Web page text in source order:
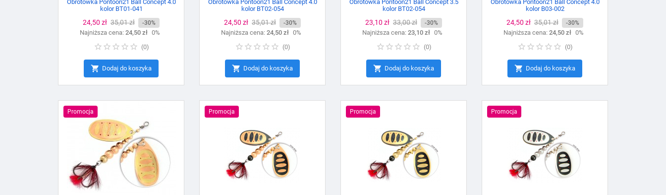
Obrotówka Pontoon21 Ball Concept 4.0
kolor BT01-041
Cena
24,50 zł Cena
podstawowa
35,01 zł -30%
Najniższa cena: 24,50 zł 0%
(0)
 Dodaj do koszyka
Obrotówka Pontoon21 Ball Concept 4.0
kolor BT02-054
Cena
24,50 zł Cena
podstawowa
35,01 zł -30%
Najniższa cena: 24,50 zł 0%
(0)
 Dodaj do koszyka
Obrotówka Pontoon21 Ball Concept 3.5
kolor BT02-054
Cena
23,10 zł Cena
podstawowa
33,00 zł -30%
Najniższa cena: 23,10 zł 0%
(0)
 Dodaj do koszyka
Obrotówka Pontoon21 Ball Concept 4.0
kolor B03-002
Cena
24,50 zł Cena
podstawowa
35,01 zł -30%
Najniższa cena: 24,50 zł 0%
(0)
 Dodaj do koszyka
Promocja Promocja Promocja Promocja